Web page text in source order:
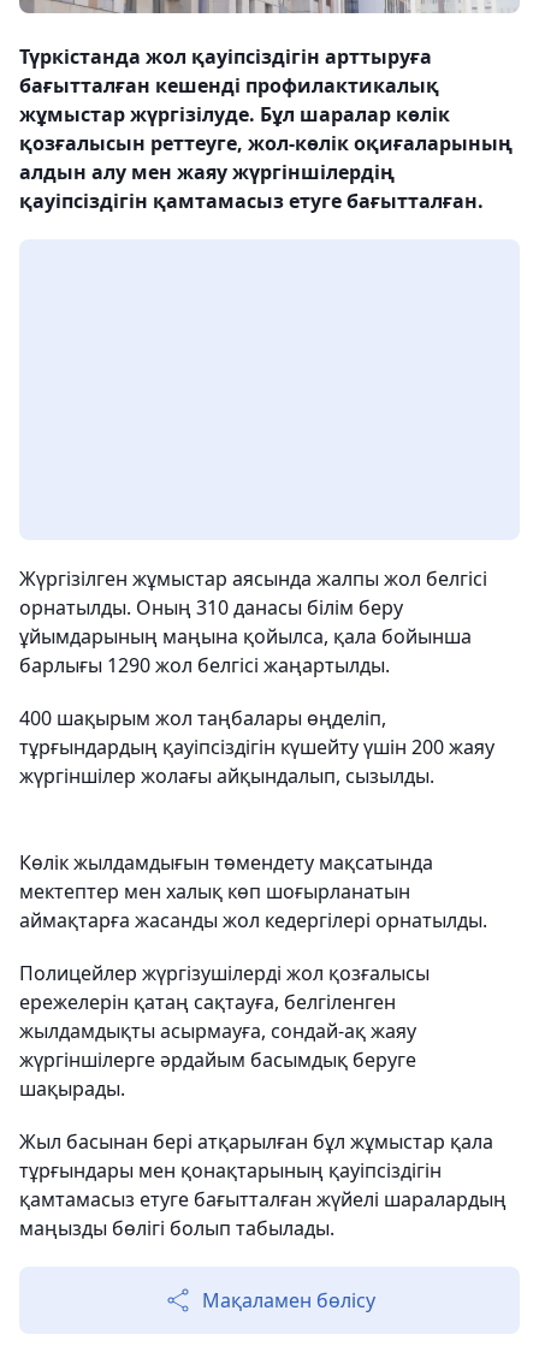
Түркістанда жол қауіпсіздігін арттыруға
бағытталған кешенді профилактикалық
жұмыстар жүргізілуде. Бұл шаралар көлік
қозғалысын реттеуге, жол-көлік оқиғаларының
алдын алу мен жаяу жүргіншілердің
қауіпсіздігін қамтамасыз етуге бағытталған.
Жүргізілген жұмыстар аясында жалпы жол белгісі
орнатылды. Оның 310 данасы білім беру
ұйымдарының маңына қойылса, қала бойынша
барлығы 1290 жол белгісі жаңартылды.
400 шақырым жол таңбалары өңделіп,
тұрғындардың қауіпсіздігін күшейту үшін 200 жаяу
жүргіншілер жолағы айқындалып, сызылды.
Көлік жылдамдығын төмендету мақсатында
мектептер мен халық көп шоғырланатын
аймақтарға жасанды жол кедергілері орнатылды.
Полицейлер жүргізушілерді жол қозғалысы
ережелерін қатаң сақтауға, белгіленген
жылдамдықты асырмауға, сондай-ақ жаяу
жүргіншілерге әрдайым басымдық беруге
шақырады.
Жыл басынан бері атқарылған бұл жұмыстар қала
тұрғындары мен қонақтарының қауіпсіздігін
қамтамасыз етуге бағытталған жүйелі шаралардың
маңызды бөлігі болып табылады.
Мақаламен бөлісу